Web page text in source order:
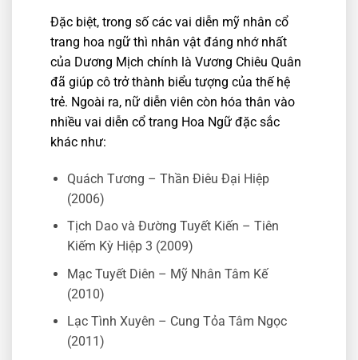
Đặc biệt, trong số các vai diễn mỹ nhân cổ
trang hoa ngữ thì nhân vật đáng nhớ nhất
của Dương Mịch chính là Vương Chiêu Quân
đã giúp cô trở thành biểu tượng của thế hệ
trẻ. Ngoài ra, nữ diễn viên còn hóa thân vào
nhiều vai diễn cổ trang Hoa Ngữ đặc sắc
khác như:
Quách Tương – Thần Điêu Đại Hiệp
(2006)
Tịch Dao và Đường Tuyết Kiến – Tiên
Kiếm Kỳ Hiệp 3 (2009)
Mạc Tuyết Diên – Mỹ Nhân Tâm Kế
(2010)
Lạc Tình Xuyên – Cung Tỏa Tâm Ngọc
(2011)